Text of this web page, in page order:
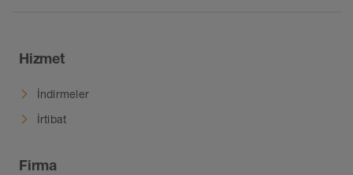
Hizmet
İndirmeler
İrtibat
Firma